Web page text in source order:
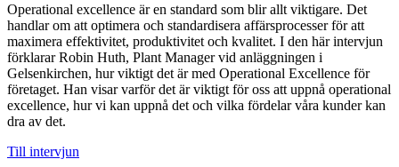
Operational excellence är en standard som blir allt viktigare. Det
handlar om att optimera och standardisera affärsprocesser för att
maximera effektivitet, produktivitet och kvalitet. I den här intervjun
förklarar Robin Huth, Plant Manager vid anläggningen i
Gelsenkirchen, hur viktigt det är med Operational Excellence för
företaget. Han visar varför det är viktigt för oss att uppnå operational
excellence, hur vi kan uppnå det och vilka fördelar våra kunder kan
dra av det.
Till intervjun